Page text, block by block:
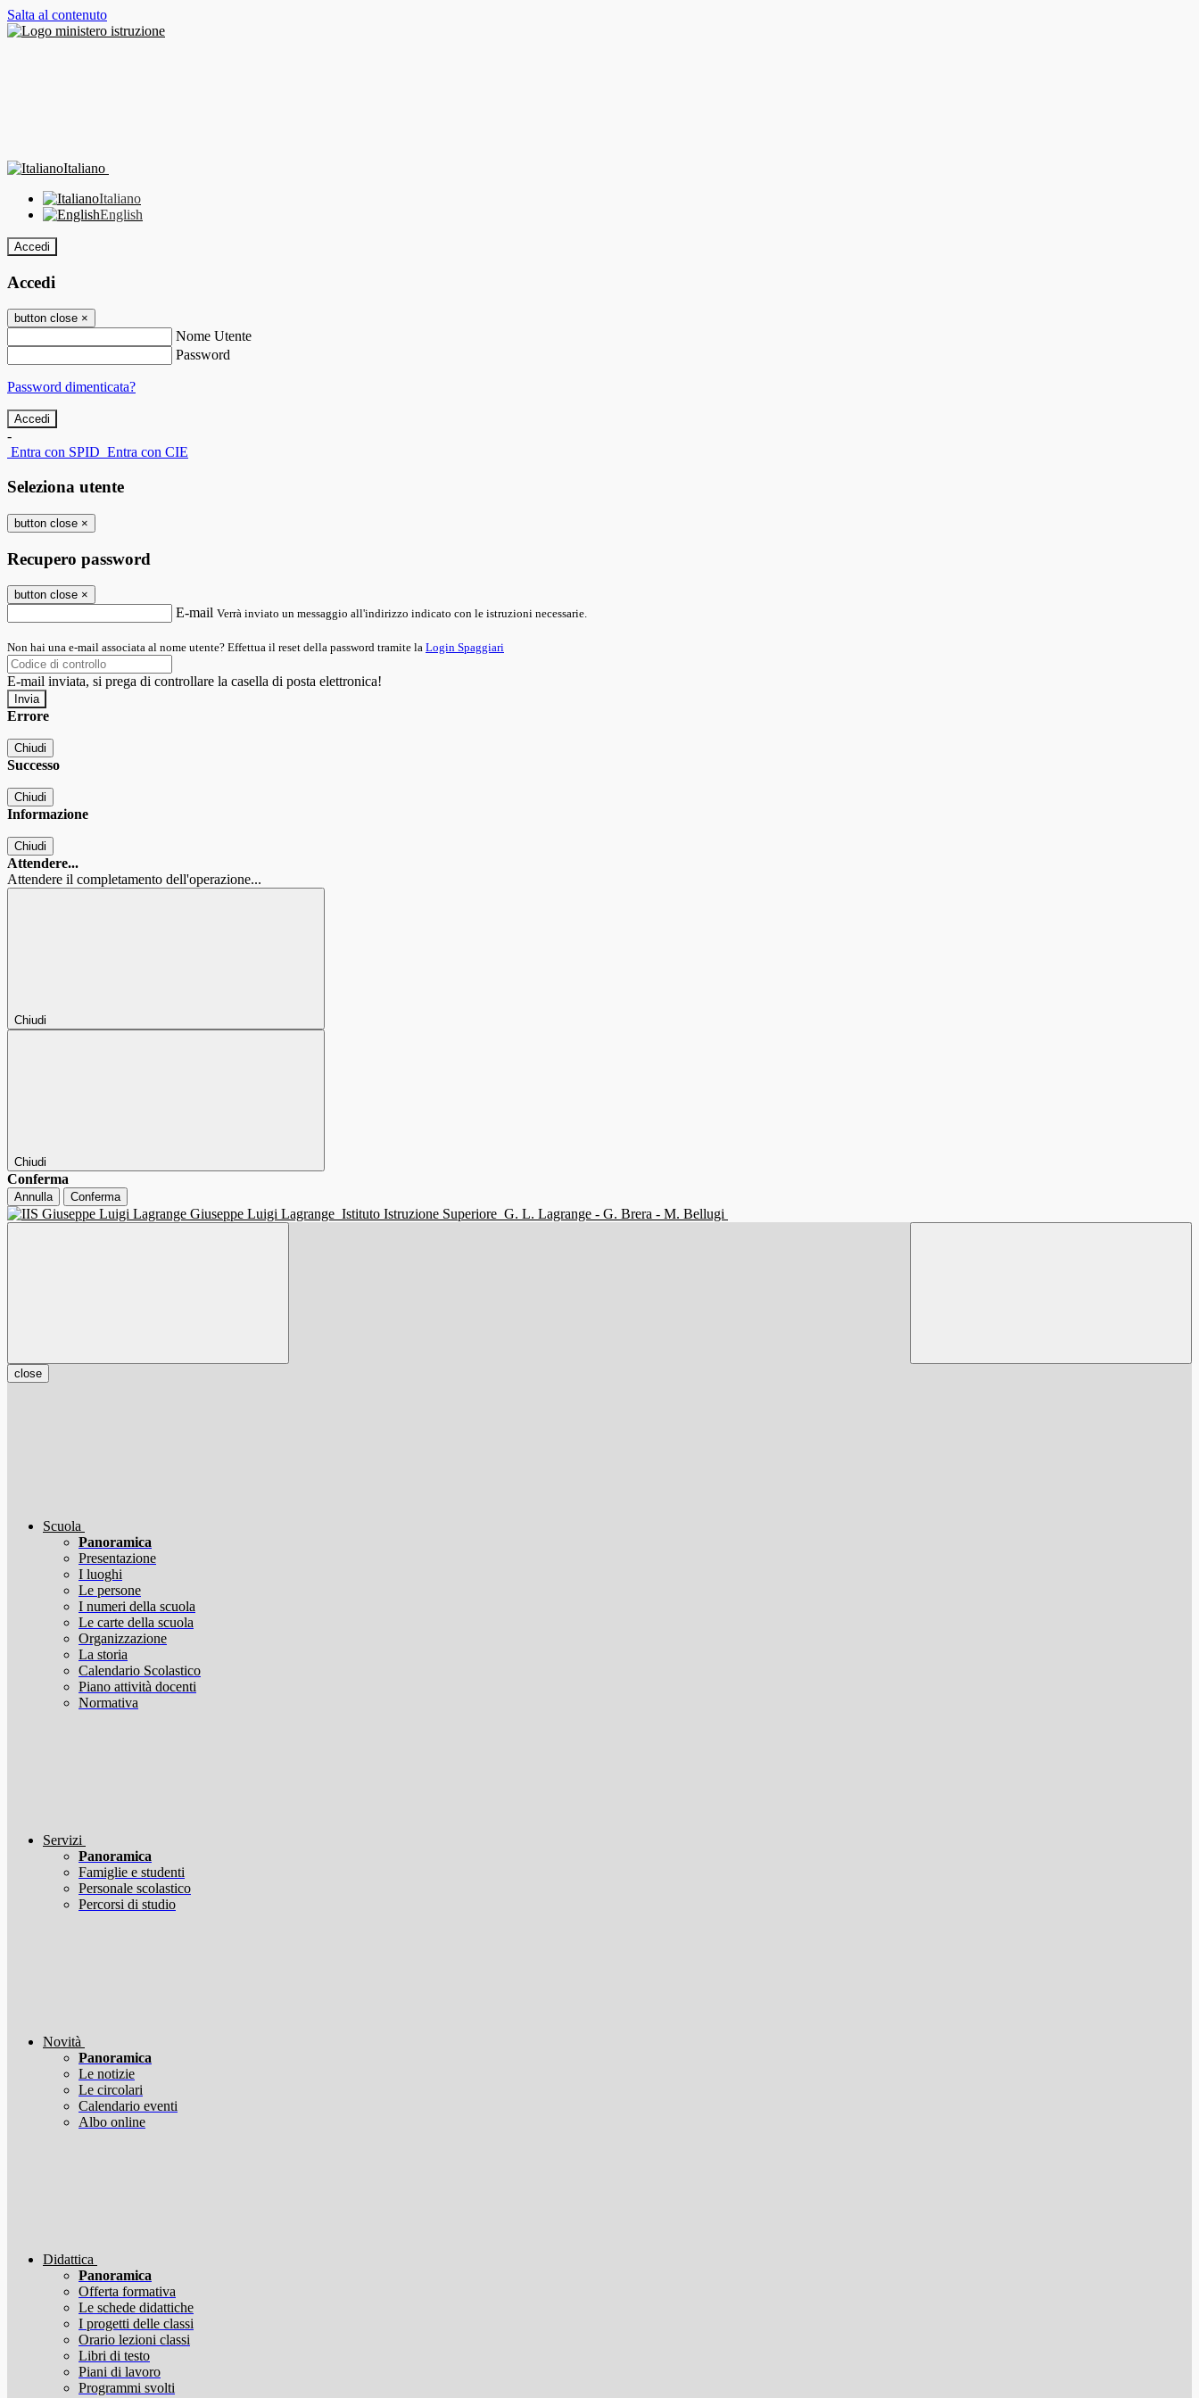
Salta al contenuto
Italiano
Italiano
English
Accedi
Accedi
button close ×
Nome Utente
Password
Password dimenticata?
-
Entra con SPID Entra con CIE
Seleziona utente
button close ×
Recupero password
button close ×
E-mail Verrà inviato un messaggio all'indirizzo indicato con le istruzioni necessarie.
Non hai una e-mail associata al nome utente? Effettua il reset della password tramite la Login Spaggiari
E-mail inviata, si prega di controllare la casella di posta elettronica!
Errore
Chiudi
Successo
Chiudi
Informazione
Chiudi
Attendere...
Attendere il completamento dell'operazione...
Chiudi
Chiudi
Conferma
Annulla Conferma
Giuseppe Luigi Lagrange Istituto Istruzione Superiore G. L. Lagrange - G. Brera - M. Bellugi
close
Scuola
Panoramica
Presentazione
I luoghi
Le persone
I numeri della scuola
Le carte della scuola
Organizzazione
La storia
Calendario Scolastico
Piano attività docenti
Normativa
Servizi
Panoramica
Famiglie e studenti
Personale scolastico
Percorsi di studio
Novità
Panoramica
Le notizie
Le circolari
Calendario eventi
Albo online
Didattica
Panoramica
Offerta formativa
Le schede didattiche
I progetti delle classi
Orario lezioni classi
Libri di testo
Piani di lavoro
Programmi svolti